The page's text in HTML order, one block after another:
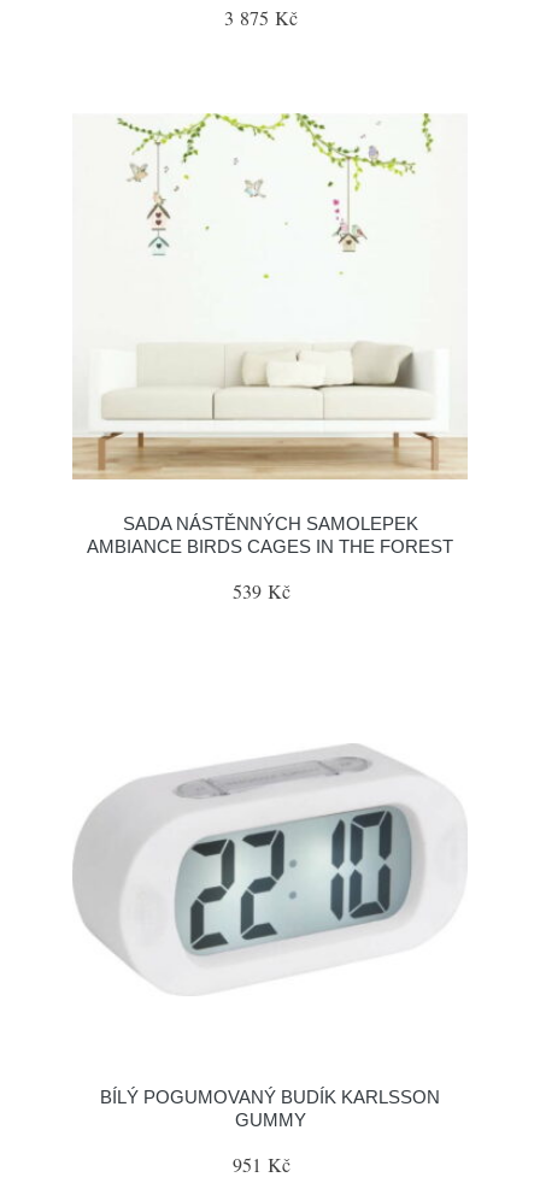
3 875 Kč
SADA NÁSTĚNNÝCH SAMOLEPEK
AMBIANCE BIRDS CAGES IN THE FOREST
539 Kč
BÍLÝ POGUMOVANÝ BUDÍK KARLSSON
GUMMY
951 Kč